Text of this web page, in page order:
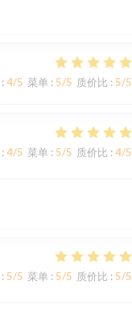
: 4/5 菜单: 5/5 质价比 : 5/5
: 4/5 菜单: 5/5 质价比 : 4/5
: 5/5 菜单: 5/5 质价比 : 5/5